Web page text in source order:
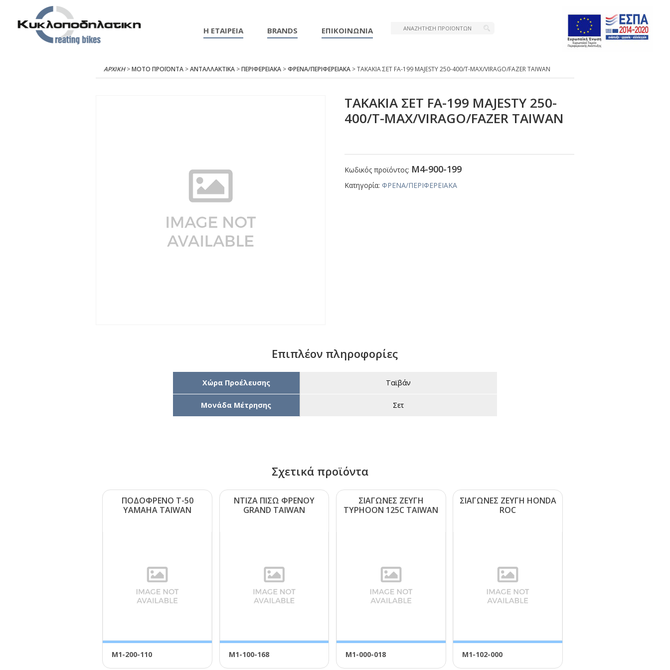
Η ΕΤΑΙΡΕΙΑ BRANDS ΕΠΙΚΟΙΝΩΝΙΑ
ΑΡΧΙΚΉ>ΜΟΤΟ ΠΡΟΪΟΝΤΑ>ΑΝΤΑΛΛΑΚΤΙΚΑ>ΠΕΡΙΦΕΡΕΙΑΚΑ>ΦΡΕΝΑ/ΠΕΡΙΦΕΡΕΙΑΚΑ> ΤΑΚΑΚΙΑ ΣΕΤ FΑ-199 ΜΑJΕSΤΥ 250-400/Τ-ΜΑΧ/VΙRΑGΟ/FΑΖΕR ΤΑΙWΑΝ
ΤΑΚΑΚΙΑ ΣΕΤ FΑ-199 ΜΑJΕSΤΥ 250-
400/Τ-ΜΑΧ/VΙRΑGΟ/FΑΖΕR ΤΑΙWΑΝ
Κωδικός προϊόντος: Μ4-900-199
Κατηγορία: ΦΡΕΝΑ/ΠΕΡΙΦΕΡΕΙΑΚΑ
Επιπλέον πληροφορίες
Χώρα Προέλευσης Ταϊβάν
Μονάδα Μέτρησης Σετ
Σχετικά προϊόντα
ΠΟΔΟΦΡΕΝΟ Τ-50
ΥΑΜΑΗΑ ΤΑΙWΑΝ
Μ1-200-110
ΝΤΙΖΑ ΠΙΣΩ ΦΡΕΝΟΥ
GRΑΝD ΤΑΙWΑΝ
Μ1-100-168
ΣΙΑΓΩΝΕΣ ΖΕΥΓΗ
ΤΥΡΗΟΟΝ 125C ΤΑΙWΑΝ
Μ1-000-018
ΣΙΑΓΩΝΕΣ ΖΕΥΓΗ ΗΟΝDΑ
RΟC
Μ1-102-000